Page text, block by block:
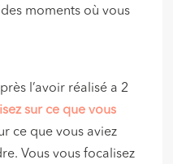
moments où vous
l’avoir réalisé a 2
sur ce que vous
ce que vous aviez
Vous vous focalisez